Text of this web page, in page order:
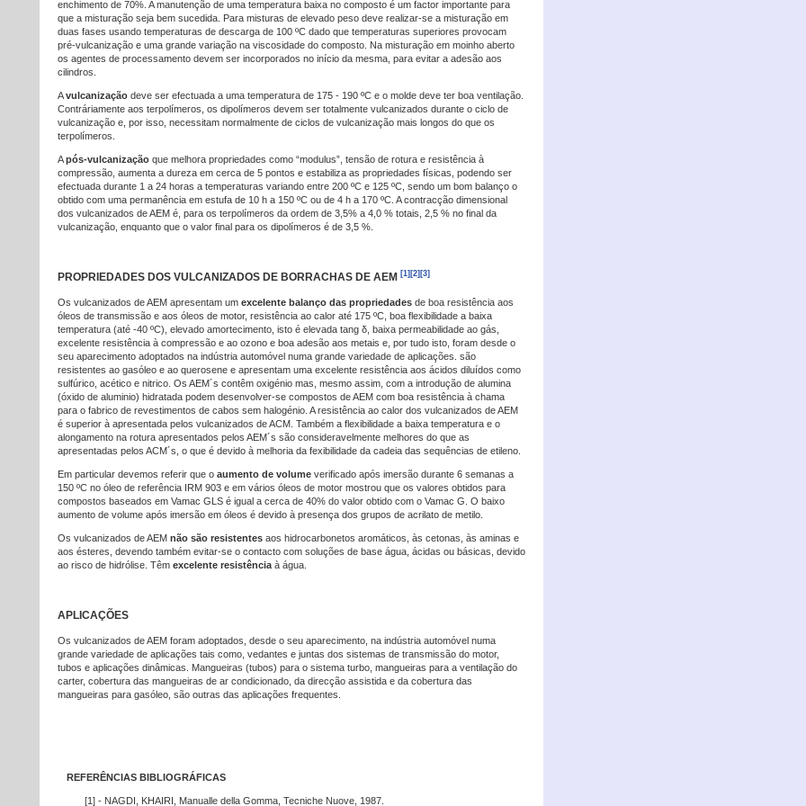
enchimento de 70%. A manutenção de uma temperatura baixa no composto é um factor importante para
que a misturação seja bem sucedida. Para misturas de elevado peso deve realizar-se a misturação em
duas fases usando temperaturas de descarga de 100 ºC dado que temperaturas superiores provocam
pré-vulcanização e uma grande variação na viscosidade do composto. Na misturação em moinho aberto
os agentes de processamento devem ser incorporados no início da mesma, para evitar a adesão aos
cilindros.
Avulcanização deve ser efectuada a uma temperatura de 175 - 190 ºC e o molde deve ter boa ventilação.
Contráriamente aos terpolímeros, os dipolímeros devem ser totalmente vulcanizados durante o ciclo de
vulcanização e, por isso, necessitam normalmente de ciclos de vulcanização mais longos do que os
terpolímeros.
Após-vulcanização que melhora propriedades como “modulus”, tensão de rotura e resistência à
compressão, aumenta a dureza em cerca de 5 pontos e estabiliza as propriedades físicas, podendo ser
efectuada durante 1 a 24 horas a temperaturas variando entre 200 ºC e 125 ºC, sendo um bom balanço o
obtido com uma permanência em estufa de 10 h a 150 ºC ou de 4 h a 170 ºC. A contracção dimensional
dos vulcanizados de AEM é, para os terpolímeros da ordem de 3,5% a 4,0 % totais, 2,5 % no final da
vulcanização, enquanto que o valor final para os dipolímeros é de 3,5 %.
PROPRIEDADES DOS VULCANIZADOS DE BORRACHAS DE AEM [1] [2] [3]
Os vulcanizados de AEM apresentam um excelente balanço das propriedades de boa resistência aos
óleos de transmissão e aos óleos de motor, resistência ao calor até 175 ºC, boa flexibilidade a baixa
temperatura (até -40 ºC), elevado amortecimento, isto é elevada tang δ, baixa permeabilidade ao gás,
excelente resistência à compressão e ao ozono e boa adesão aos metais e, por tudo isto, foram desde o
seu aparecimento adoptados na indústria automóvel numa grande variedade de aplicações. são
resistentes ao gasóleo e ao querosene e apresentam uma excelente resistência aos ácidos diluídos como
sulfúrico, acético e nitrico. Os AEM´s contêm oxigénio mas, mesmo assim, com a introdução de alumina
(óxido de aluminio) hidratada podem desenvolver-se compostos de AEM com boa resistência à chama
para o fabrico de revestimentos de cabos sem halogénio. A resistência ao calor dos vulcanizados de AEM
é superior à apresentada pelos vulcanizados de ACM. Também a flexibilidade a baixa temperatura e o
alongamento na rotura apresentados pelos AEM´s são consideravelmente melhores do que as
apresentadas pelos ACM´s, o que é devido à melhoria da fexibilidade da cadeia das sequências de etileno.
Em particular devemos referir que o aumento de volume verificado após imersão durante 6 semanas a
150 ºC no óleo de referência IRM 903 e em vários óleos de motor mostrou que os valores obtidos para
compostos baseados em Vamac GLS é igual a cerca de 40% do valor obtido com o Vamac G. O baixo
aumento de volume após imersão em óleos é devido à presença dos grupos de acrilato de metilo.
Os vulcanizados de AEM não são resistentes aos hidrocarbonetos aromáticos, às cetonas, às aminas e
aos ésteres, devendo também evitar-se o contacto com soluções de base água, ácidas ou básicas, devido
ao risco de hidrólise. Têm excelente resistência à água.
APLICAÇÕES
Os vulcanizados de AEM foram adoptados, desde o seu aparecimento, na indústria automóvel numa
grande variedade de aplicações tais como, vedantes e juntas dos sistemas de transmissão do motor,
tubos e aplicações dinâmicas. Mangueiras (tubos) para o sistema turbo, mangueiras para a ventilação do
carter, cobertura das mangueiras de ar condicionado, da direcção assistida e da cobertura das
mangueiras para gasóleo, são outras das aplicações frequentes.
REFERÊNCIAS BIBLIOGRÁFICAS
[1] - NAGDI, KHAIRI, Manualle della Gomma, Tecniche Nuove, 1987.